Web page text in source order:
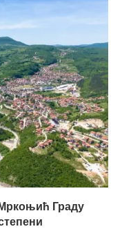
Граду